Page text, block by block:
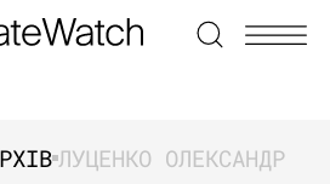
ЗНАЙТИ
ЛУЦЕНКО ОЛЕКСАНДР